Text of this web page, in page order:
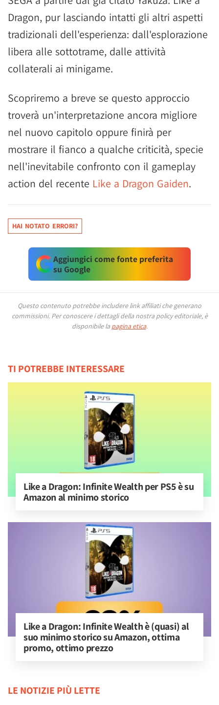
Dragon, pur lasciando intatti gli altri aspetti
tradizionali dell'esperienza: dall'esplorazione
libera alle sottotrame, dalle attività
collaterali ai minigame.
Scopriremo a breve se questo approccio
troverà un'interpretazione ancora migliore
nel nuovo capitolo oppure finirà per
mostrare il fianco a qualche criticità, specie
nell'inevitabile confronto con il gameplay
action del recente Like a Dragon Gaiden.
HAI NOTATO ERRORI?
Aggiungici come fonte preferita
su Google
Questo contenuto potrebbe includere link affiliati che generano
commissioni. Per conoscere i dettagli della nostra policy editoriale, è
disponibile la pagina etica.
TI POTREBBE INTERESSARE
Like a Dragon: Infinite Wealth per PS5 è su
Amazon al minimo storico
Like a Dragon: Infinite Wealth è (quasi) al
suo minimo storico su Amazon, ottima
promo, ottimo prezzo
LE NOTIZIE PIÙ LETTE